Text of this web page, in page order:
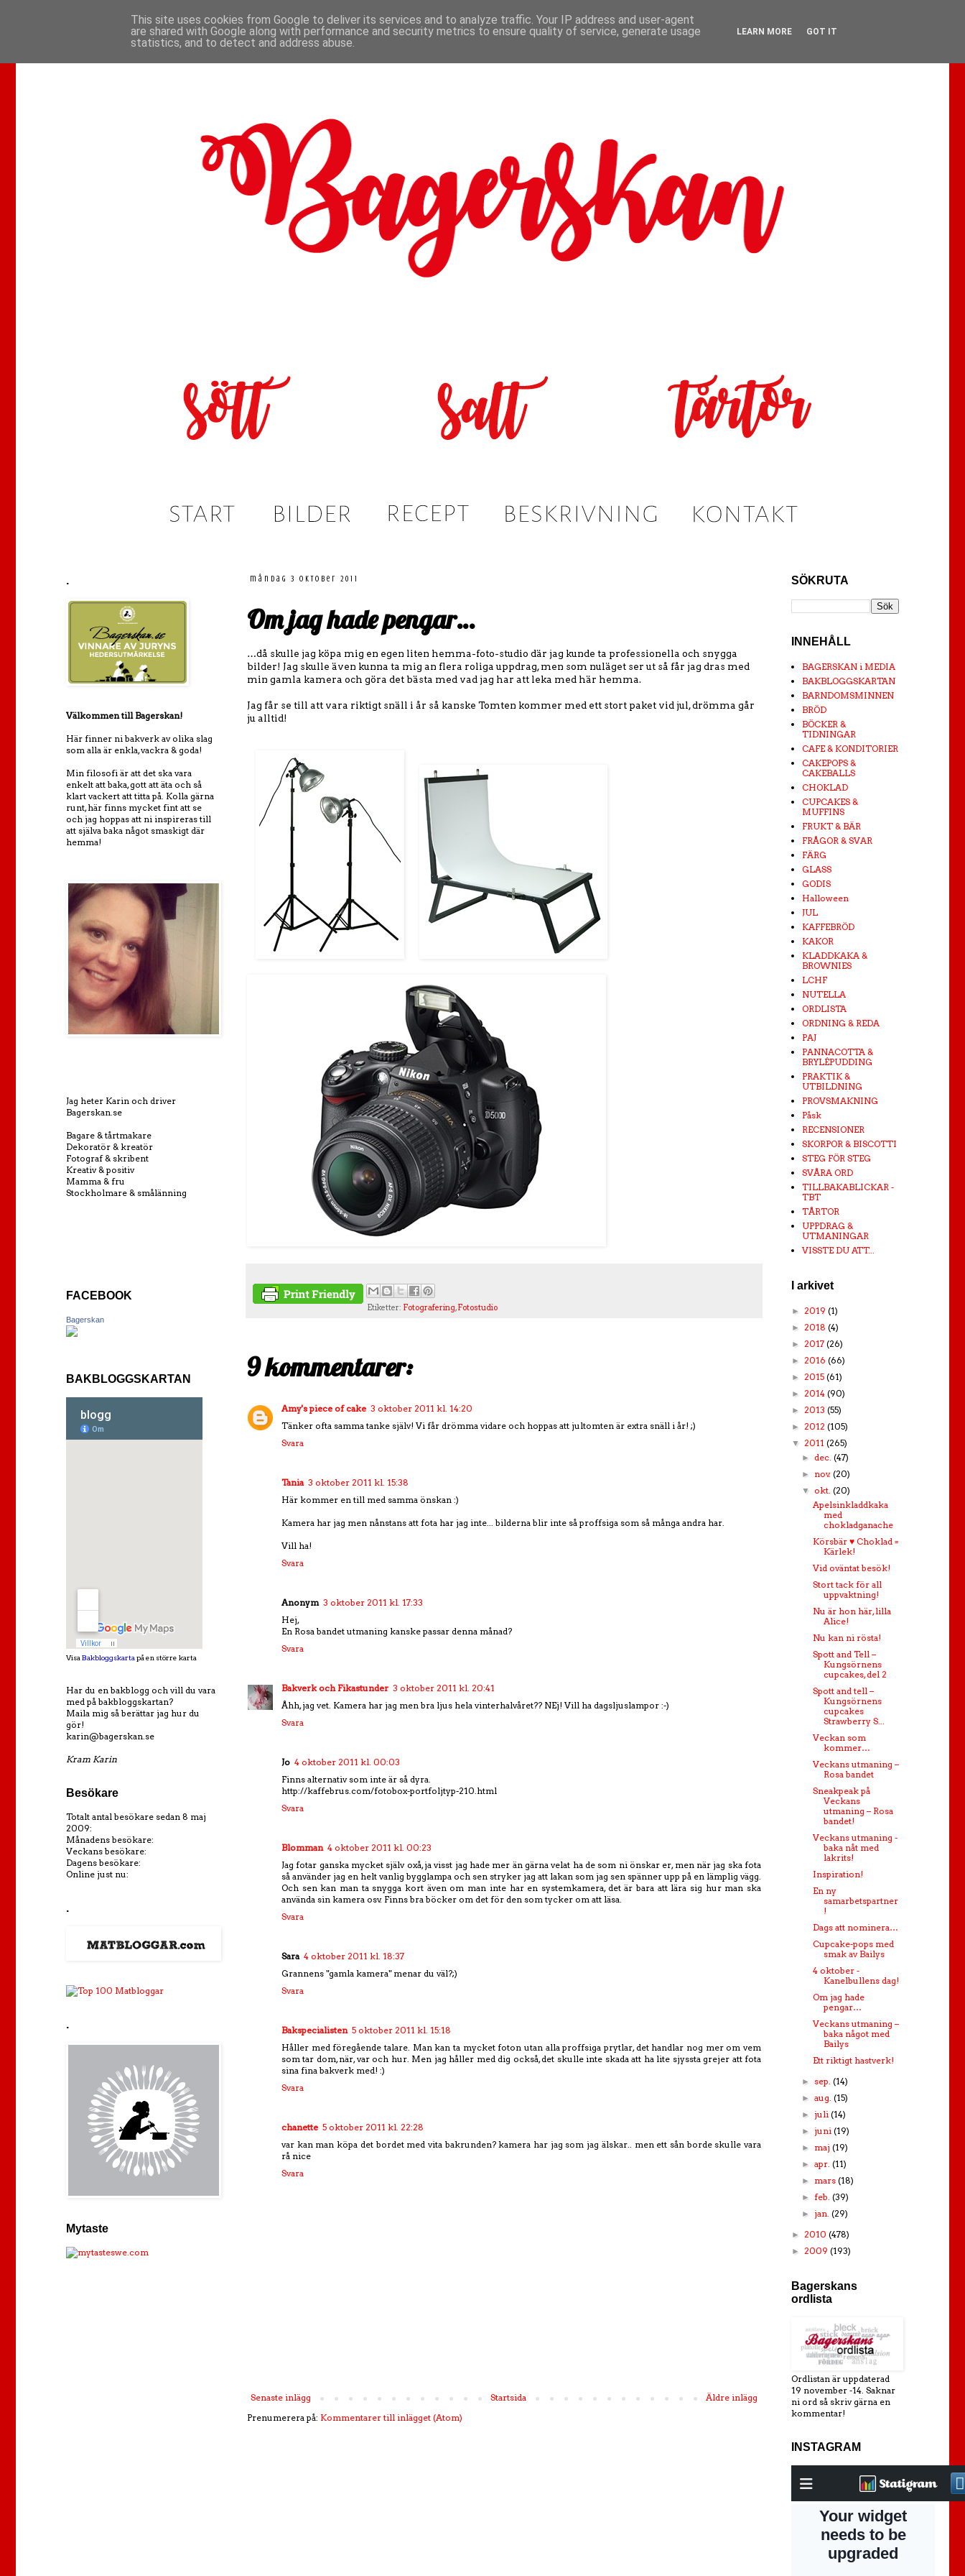
måndag 3 oktober 2011
Om jag hade pengar…
…då skulle jag köpa mig en egen liten hemma-foto-studio där jag kunde ta professionella och snygga
bilder! Jag skulle även kunna ta mig an flera roliga uppdrag, men som nuläget ser ut så får jag dras med
min gamla kamera och göra det bästa med vad jag har att leka med här hemma.
Jag får se till att vara riktigt snäll i år så kanske Tomten kommer med ett stort paket vid jul, drömma går
ju alltid!
Etiketter: Fotografering,Fotostudio
9 kommentarer:
Amy's piece of cake 3 oktober 2011 kl. 14:20
Tänker ofta samma tanke själv! Vi får drömma vidare och hoppas att jultomten är extra snäll i år! ;)
Svara
Tania 3 oktober 2011 kl. 15:38
Här kommer en till med samma önskan :)
Kamera har jag men nånstans att fota har jag inte... bilderna blir inte så proffsiga som så många andra har.
Vill ha!
Svara
Anonym 3 oktober 2011 kl. 17:33
Hej,
En Rosa bandet utmaning kanske passar denna månad?
Svara
Bakverk och Fikastunder 3 oktober 2011 kl. 20:41
Åhh, jag vet. Kamera har jag men bra ljus hela vinterhalvåret?? NEj! Vill ha dagsljuslampor :-)
Svara
Jo 4 oktober 2011 kl. 00:03
Finns alternativ som inte är så dyra.
http://kaffebrus.com/fotobox-portfoljtyp-210.html
Svara
Blomman 4 oktober 2011 kl. 00:23
Jag fotar ganska mycket själv oxå, ja visst jag hade mer än gärna velat ha de som ni önskar er, men när jag ska fota
så använder jag en helt vanlig bygglampa och sen stryker jag att lakan som jag sen spänner upp på en lämplig vägg.
Och sen kan man ta snygga kort även om man inte har en systemkamera, det är bara att lära sig hur man ska
använda sin kamera osv. Finns bra böcker om det för den som tycker om att läsa.
Svara
Sara 4 oktober 2011 kl. 18:37
Grannens "gamla kamera" menar du väl?;)
Svara
Bakspecialisten 5 oktober 2011 kl. 15:18
Håller med föregående talare. Man kan ta mycket foton utan alla proffsiga prytlar, det handlar nog mer om vem
som tar dom, när, var och hur. Men jag håller med dig också, det skulle inte skada att ha lite sjyssta grejer att fota
sina fina bakverk med! :)
Svara
chanette 5 oktober 2011 kl. 22:28
var kan man köpa det bordet med vita bakrunden? kamera har jag som jag älskar.. men ett sån borde skulle vara
rå nice
Svara
Senaste inlägg Äldre inlägg
Startsida
Prenumerera på: Kommentarer till inlägget (Atom)
.
Välkommen till Bagerskan!
Här finner ni bakverk av olika slag
som alla är enkla, vackra & goda!
Min filosofi är att det ska vara
enkelt att baka, gott att äta och så
klart vackert att titta på. Kolla gärna
runt, här finns mycket fint att se
och jag hoppas att ni inspireras till
att själva baka något smaskigt där
hemma!
Jag heter Karin och driver
Bagerskan.se
Bagare & tårtmakare
Dekoratör & kreatör
Fotograf & skribent
Kreativ & positiv
Mamma & fru
Stockholmare & smålänning
FACEBOOK
Bagerskan
BAKBLOGGSKARTAN
Visa Bakbloggskarta på en större karta
Har du en bakblogg och vill du vara
med på bakbloggskartan?
Maila mig så berättar jag hur du
gör!
karin@bagerskan.se
Kram Karin
Besökare
Totalt antal besökare sedan 8 maj
2009:
Månadens besökare:
Veckans besökare:
Dagens besökare:
Online just nu:
.
.
Mytaste
SÖKRUTA
INNEHÅLL
BAGERSKAN i MEDIA
BAKBLOGGSKARTAN
BARNDOMSMINNEN
BRÖD
BÖCKER &
TIDNINGAR
CAFE & KONDITORIER
CAKEPOPS &
CAKEBALLS
CHOKLAD
CUPCAKES &
MUFFINS
FRUKT & BÄR
FRÅGOR & SVAR
FÄRG
GLASS
GODIS
Halloween
JUL
KAFFEBRÖD
KAKOR
KLADDKAKA &
BROWNIES
LCHF
NUTELLA
ORDLISTA
ORDNING & REDA
PAJ
PANNACOTTA &
BRYLÉPUDDING
PRAKTIK &
UTBILDNING
PROVSMAKNING
Påsk
RECENSIONER
SKORPOR & BISCOTTI
STEG FÖR STEG
SVÅRA ORD
TILLBAKABLICKAR -
TBT
TÅRTOR
UPPDRAG &
UTMANINGAR
VISSTE DU ATT...
I arkivet
► 2019 (1)
► 2018 (4)
► 2017 (26)
► 2016 (66)
► 2015 (61)
► 2014 (90)
► 2013 (55)
► 2012 (105)
▼ 2011 (265)
► dec.(47)
► nov.(20)
▼ okt.(20)
Apelsinkladdkaka
med
chokladganache
Körsbär ♥ Choklad =
Kärlek!
Vid oväntat besök!
Stort tack för all
uppvaktning!
Nu är hon här, lilla
Alice!
Nu kan ni rösta!
Spott and Tell –
Kungsörnens
cupcakes, del 2
Spott and tell –
Kungsörnens
cupcakes
Strawberry S...
Veckan som
kommer…
Veckans utmaning –
Rosa bandet
Sneakpeak på
Veckans
utmaning – Rosa
bandet!
Veckans utmaning -
baka nåt med
lakrits!
Inspiration!
En ny
samarbetspartner
!
Dags att nominera…
Cupcake-pops med
smak av Bailys
4 oktober -
Kanelbullens dag!
Om jag hade
pengar…
Veckans utmaning –
baka något med
Bailys
Ett riktigt hastverk!
►sep.(14)
►aug.(15)
► juli(14)
► juni(19)
► maj(19)
►apr.(11)
► mars(18)
►feb.(39)
► jan.(29)
► 2010 (478)
► 2009 (193)
Bagerskans
ordlista
Ordlistan är uppdaterad
19 november -14. Saknar
ni ord så skriv gärna en
kommentar!
INSTAGRAM
This site uses cookies from Google to deliver its services and to analyze traffic. Your IP address and user-agent
are shared with Google along with performance and security metrics to ensure quality of service, generate usage
statistics, and to detect and address abuse.
LEARN MORE GOT IT